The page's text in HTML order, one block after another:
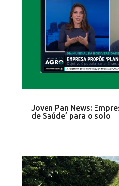
Joven Pan News:
de Saúde’ para o solo